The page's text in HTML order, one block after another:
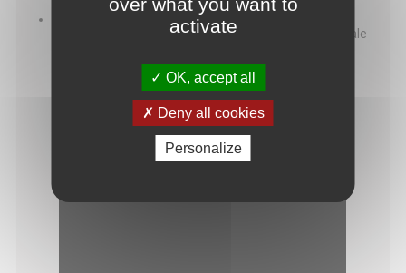
D’un contexte à l’autre : le défi de la
transférabilité des interventions et conclusion générale
activate
OK, accept all
Deny all cookies
Personalize